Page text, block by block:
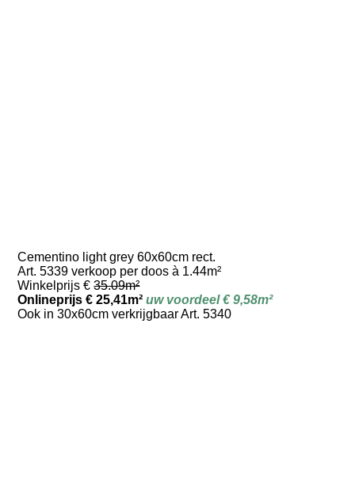
Cementino light grey 60x60cm rect.
Art. 5339 verkoop per doos à 1.44m²
Winkelprijs €35.09m²
Onlineprijs € 25,41m² uw voordeel € 9,58m²
Ook in 30x60cm verkrijgbaar Art. 5340